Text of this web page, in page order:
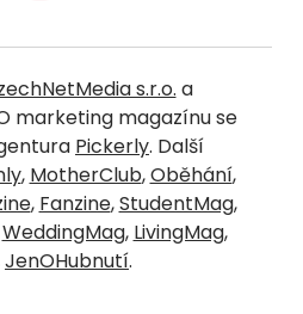
s.r.o. a
marketing magazínu se
Pickerly. Další
, MotherClub,Oběhání,
, Fanzine,StudentMag,
WeddingMag, LivingMag,
JenOHubnutí.